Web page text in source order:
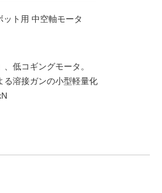
ット用 中空軸モータ
低コギングモータ。
る溶接ガンの小型軽量化